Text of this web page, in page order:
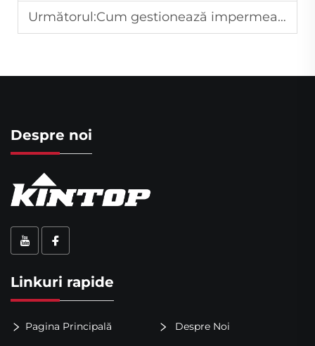
Următorul:Cum gestionează impermeabilizarea cu bitum umiditatea și schimbările de temperatură?
Despre noi
Linkuri rapide
Pagina Principală Despre Noi